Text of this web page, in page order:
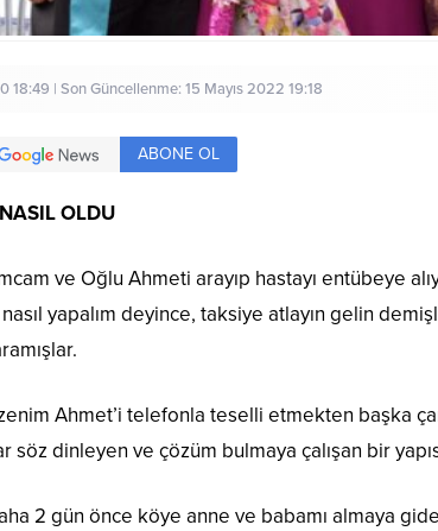
18:49 | Son Güncellenme: 15 Mayıs 2022 19:18
ABONE OL
OLDU
ve Oğlu Ahmeti arayıp hastayı entübeye
yapalım deyince, taksiye atlayın gelin
Ahmet’i telefonla teselli etmekten başka
dinleyen ve çözüm bulmaya çalışan bir
2 gün önce köye anne ve babamı almaya